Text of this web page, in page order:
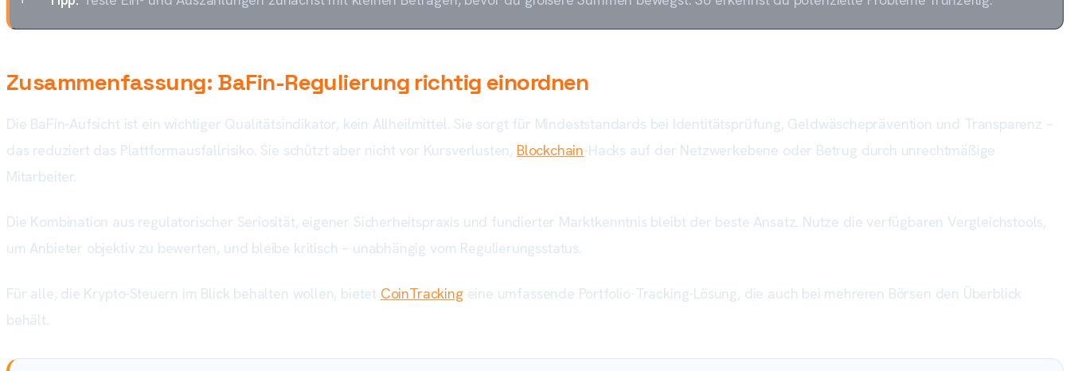
Zusammenfassung: BaFin-Regulierung richtig einordnen
Die BaFin-Aufsicht ist ein wichtiger Qualitätsindikator, kein Allheilmittel. Sie sorgt für Mindeststandards bei Identitätsprüfung, Geldwäscheprävention und Transparenz –
das reduziert das Plattformausfallrisiko. Sie schützt aber nicht vor Kursverlusten, Blockchain-Hacks auf der Netzwerkebene oder Betrug durch unrechtmäßige
Mitarbeiter.
Die Kombination aus regulatorischer Seriosität, eigener Sicherheitspraxis und fundierter Marktkenntnis bleibt der beste Ansatz. Nutze die verfügbaren Vergleichstools,
um Anbieter objektiv zu bewerten, und bleibe kritisch – unabhängig vom Regulierungsstatus.
Für alle, die Krypto-Steuern im Blick behalten wollen, bietet CoinTrackingeine umfassende Portfolio-Tracking-Lösung, die auch bei mehreren Börsen den Überblick
behält.